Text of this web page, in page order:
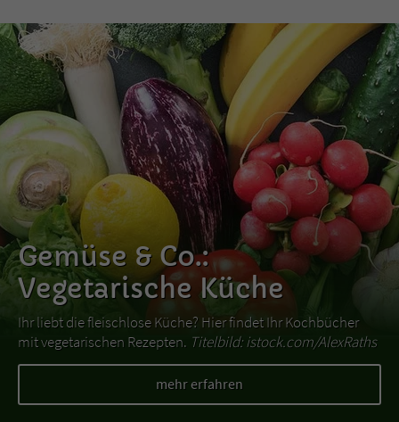
Gemüse & Co.:
Vegetarische Küche
Ihr liebt die fleischlose Küche? Hier findet Ihr Kochbücher
mit vegetarischen Rezepten. Titelbild: istock.com/AlexRaths
mehr erfahren